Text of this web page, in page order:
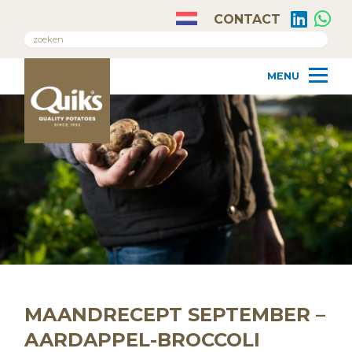
CONTACT
MAANDRECEPT SEPTEMBER –
AARDAPPEL-BROCCOLI